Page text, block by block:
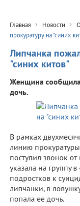
Главная Новости
прокуратуру на "синих
Липчанка
"синих китов"
Женщина сообщила,
дочь.
В рамках
линию
поступил звонок
указала на группу
подростков к
липчанки, в
попала ее дочь.